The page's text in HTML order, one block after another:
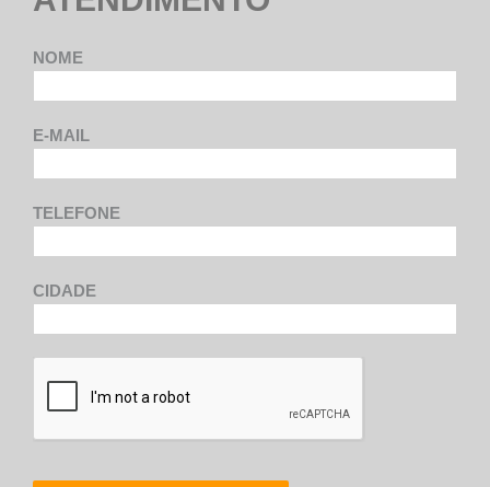
NOME
E-MAIL
TELEFONE
CIDADE